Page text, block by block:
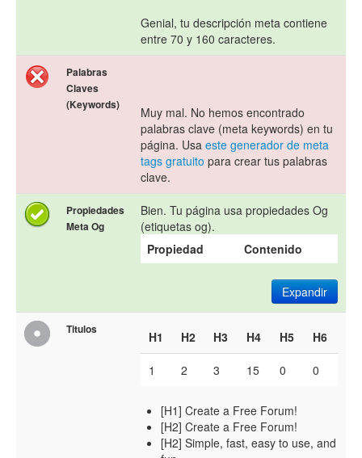
Genial, tu descripción meta contiene
entre 70 y 160 caracteres.
Palabras
Claves
(Keywords)
Muy mal. No hemos encontrado
palabras clave (meta keywords) en tu
página. Usa este generador de meta
tags gratuito para crear tus palabras
clave.
Propiedades
Meta Og
Bien. Tu página usa propiedades Og
(etiquetas og).
Propiedad
Contenido
Expandir
Titulos H1 H2 H3 H4 H5 H6
1 2 3 15 0 0
[H1] Create a Free Forum!
[H2] Create a Free Forum!
[H2] Simple, fast, easy to use, and